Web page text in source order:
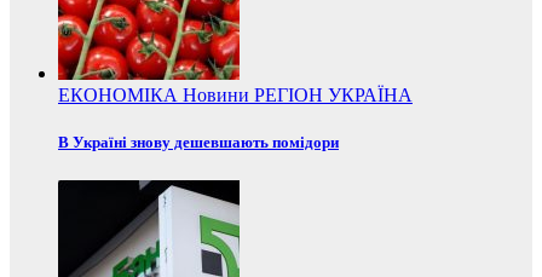
ЕКОНОМІКА Новини РЕГІОН УКРАЇНА
В Україні знову дешевшають помідори